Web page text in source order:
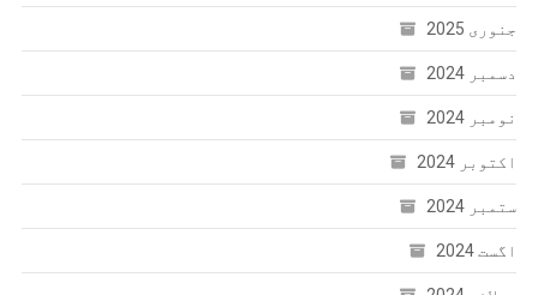
جنوری 2025
دسمبر 2024
نومبر 2024
اکتوبر 2024
ستمبر 2024
اگست 2024